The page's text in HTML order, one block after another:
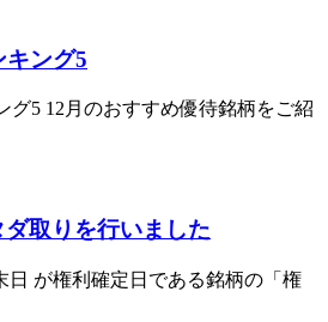
キング5
グ5 12月のおすすめ優待銘柄をご紹
取りを行いました
日 が権利確定日である銘柄の「権